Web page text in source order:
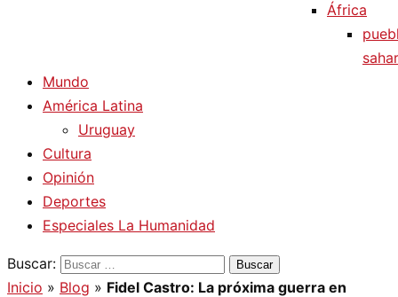
África
Mundo
América Latina
Uruguay
Cultura
Opinión
Deportes
Especiales La Humanidad
Buscar:
Inicio » Blog » Fidel Castro: La próxima guerra en